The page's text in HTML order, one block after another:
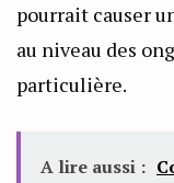
pourrait causer
au niveau des
particulière.
A lire aussi :